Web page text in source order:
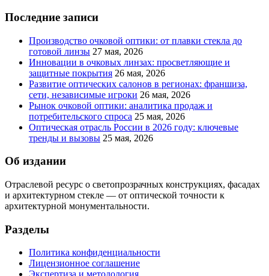
Последние записи
Производство очковой оптики: от плавки стекла до
готовой линзы 27 мая, 2026
Инновации в очковых линзах: просветляющие и
защитные покрытия 26 мая, 2026
Развитие оптических салонов в регионах: франшиза,
сети, независимые игроки 26 мая, 2026
Рынок очковой оптики: аналитика продаж и
потребительского спроса 25 мая, 2026
Оптическая отрасль России в 2026 году: ключевые
тренды и вызовы 25 мая, 2026
Об издании
Отраслевой ресурс о светопрозрачных конструкциях, фасадах
и архитектурном стекле — от оптической точности к
архитектурной монументальности.
Разделы
Политика конфиденциальности
Лицензионное соглашение